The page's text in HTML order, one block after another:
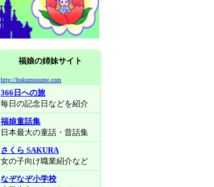
福娘の姉妹サイト
http://hukumusume.com
366日への旅
毎日の記念日などを紹介
福娘童話集
日本最大の童話・昔話集
さくら SAKURA
女の子向け職業紹介など
なぞなぞ小学校